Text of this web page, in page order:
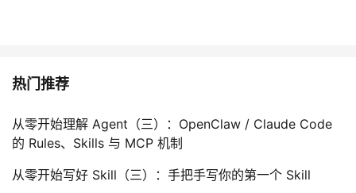
热门推荐
从零开始理解 Agent（三）：OpenClaw / Claude Code
的 Rules、Skills 与 MCP 机制
从零开始写好 Skill（三）：手把手写你的第一个 Skill